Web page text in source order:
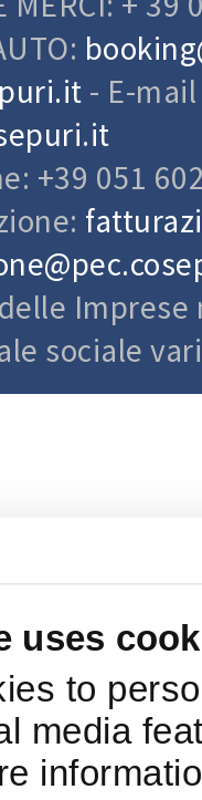
uses
to
media
- E-mail
+39 051
Imprese
sociale